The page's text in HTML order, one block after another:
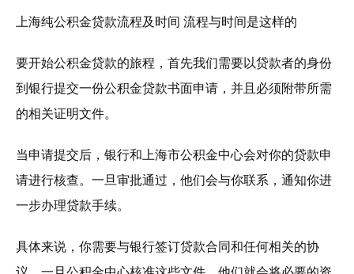
上海纯公积金贷款流程及时间 流程与时间是这样的
要开始公积金贷款的旅程，首先我们需要以贷款者的身份
到银行提交一份公积金贷款书面申请，并且必须附带所需
的相关证明文件。
当申请提交后，银行和上海市公积金中心会对你的贷款申
请进行核查。一旦审批通过，他们会与你联系，通知你进
一步办理贷款手续。
具体来说，你需要与银行签订贷款合同和任何相关的协